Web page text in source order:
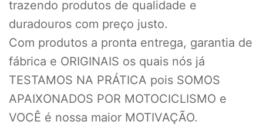
trazendo produtos de qualidade e
duradouros com preço justo.
Com produtos a pronta entrega, garantia de
fábrica e ORIGINAIS os quais nós já
TESTAMOS NA PRÁTICA pois SOMOS
APAIXONADOS POR MOTOCICLISMO e
VOCÊ é nossa maior MOTIVAÇÃO.